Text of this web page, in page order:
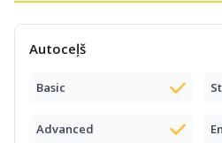
Autoceļš
Basic
Advanced